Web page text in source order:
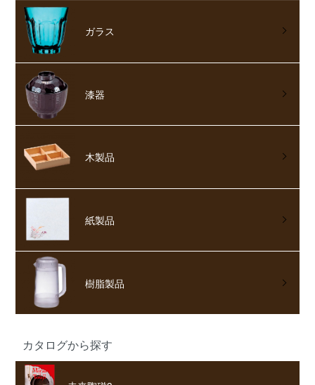
ガラス
漆器
木製品
紙製品
樹脂製品
カタログから探す